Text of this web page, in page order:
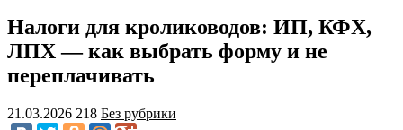
Налоги для кролиководов: ИП, КФХ,
ЛПХ — как выбрать форму и не
переплачивать
21.03.2026 218 Без рубрики